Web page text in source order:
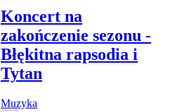
Koncert na
zakończenie sezonu -
Błękitna rapsodia i
Tytan
Muzyka